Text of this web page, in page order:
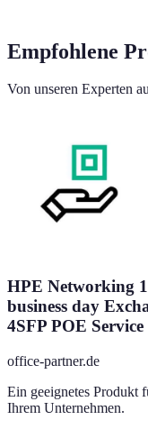
Empfohlene
Von unseren Experten
HPE Networking
business day
4SFP POE
office-partner.de
Ein geeignetes Produkt
Ihrem Unternehmen.